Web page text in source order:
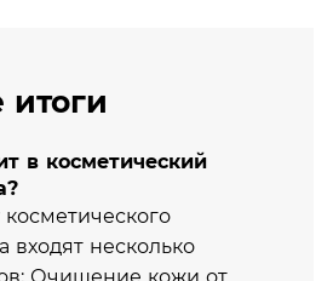
итоги
в косметический
входят несколько
Очищение кожи от